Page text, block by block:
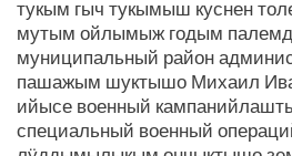
тукым гыч тукымыш куснен
мутым ойлымыж годым
муниципальный район
пашажым шуктышо Михаил
ийысе военный
специальный военный